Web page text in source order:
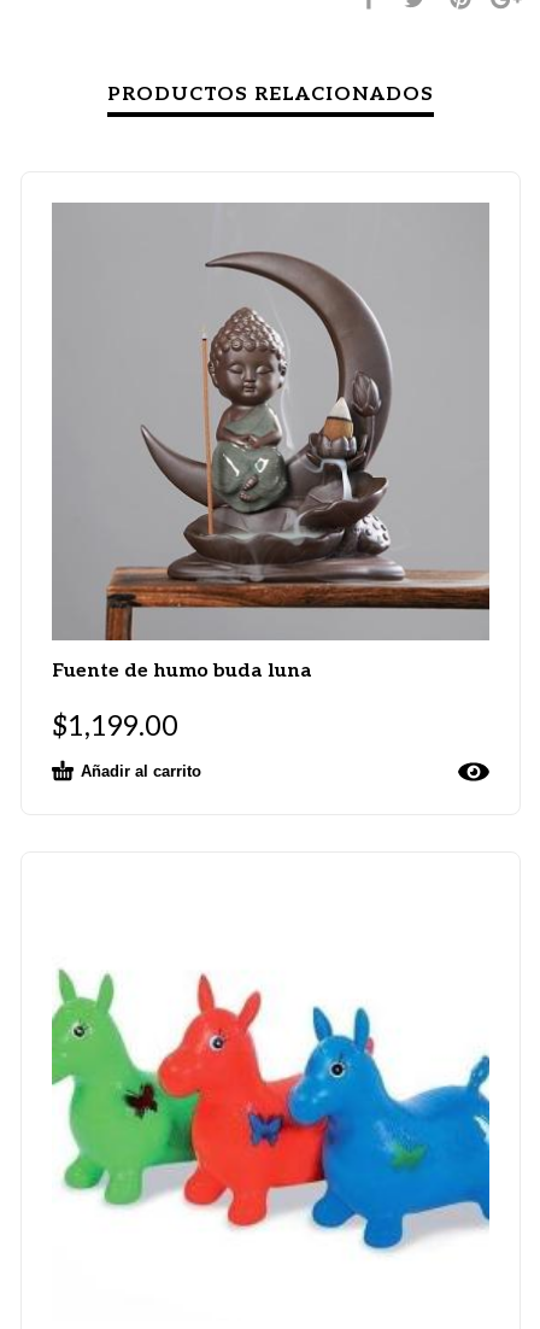
PRODUCTOS RELACIONADOS
Fuente de humo buda luna
$1,199.00
Añadir al carrito